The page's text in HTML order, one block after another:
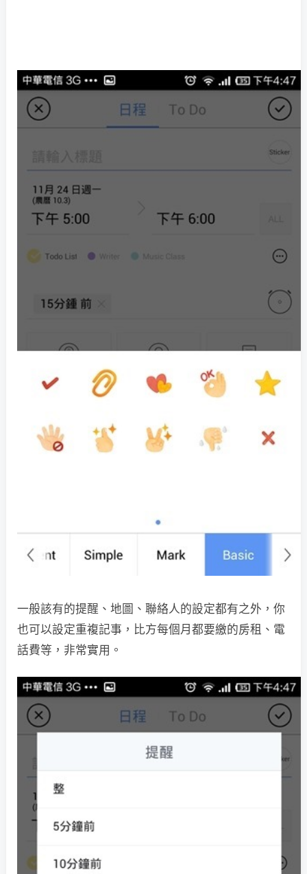
一般該有的提醒、地圖、聯絡人的設定都有之外，你
也可以設定重複記事，比方每個月都要繳的房租、電
話費等，非常實用。